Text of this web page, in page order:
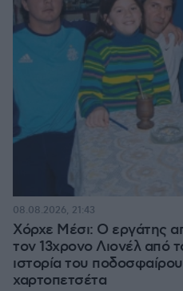
Χόρχε Μέσι: Ο εργάτης
τον 13χρονο Λιονέλ από
ιστορία του
χαρτοπετσέτα
08.08.2026, 21:43